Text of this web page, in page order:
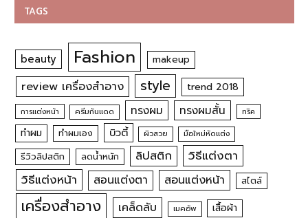
TAGS
beauty Fashion makeup
review เครื่องสำอาง style trend 2018
การแต่งหน้า ครีมกันแดด ทรงผม ทรงผมสั้น ทริค
ทำผม ทำผมเอง บิวตี้ ผิวสวย มือใหม่หัดแต่ง
รีวิวลิปสติก ลดน้ำหนัก ลิปสติก
วิธีแต่งตา
วิธีแต่งหน้า
สอนแต่งตา สอนแต่งหน้า สไตล์
เครื่องสำอาง เคล็ดลับ เมคอัพ เสื้อผ้า